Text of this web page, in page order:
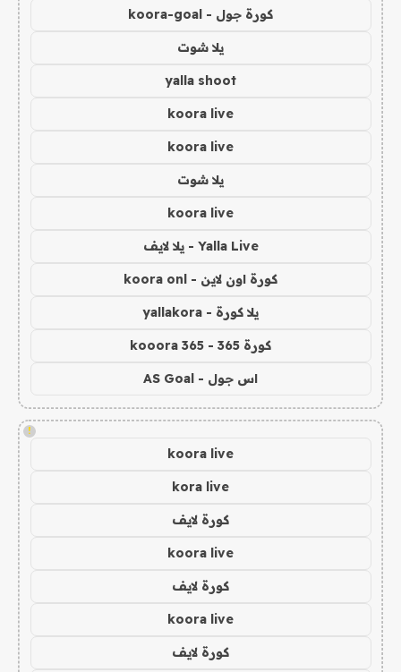
كورة جول - koora-goal
يلا شوت
yalla shoot
koora live
koora live
يلا شوت
koora live
Yalla Live - يلا لايف
كورة اون لاين - koora onl
يلا كورة - yallakora
كورة 365 - kooora 365
اس جول - AS Goal
!
koora live
kora live
كورة لايف
koora live
كورة لايف
koora live
كورة لايف